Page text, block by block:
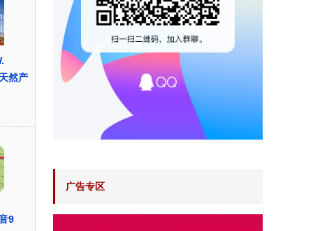
然产
9
广告专区